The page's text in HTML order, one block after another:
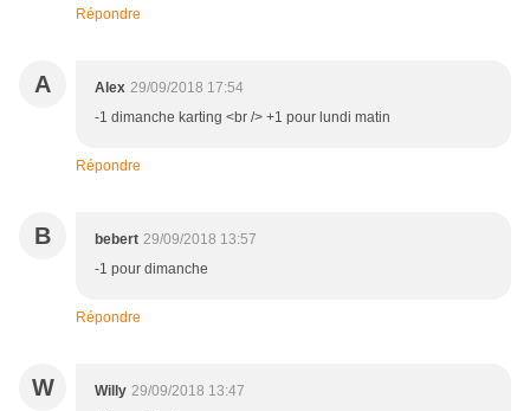
Répondre
A Alex 29/09/2018 17:54
-1 dimanche karting <br /> +1 pour lundi matin
Répondre
B bebert 29/09/2018 13:57
-1 pour dimanche
Répondre
W Willy 29/09/2018 13:47